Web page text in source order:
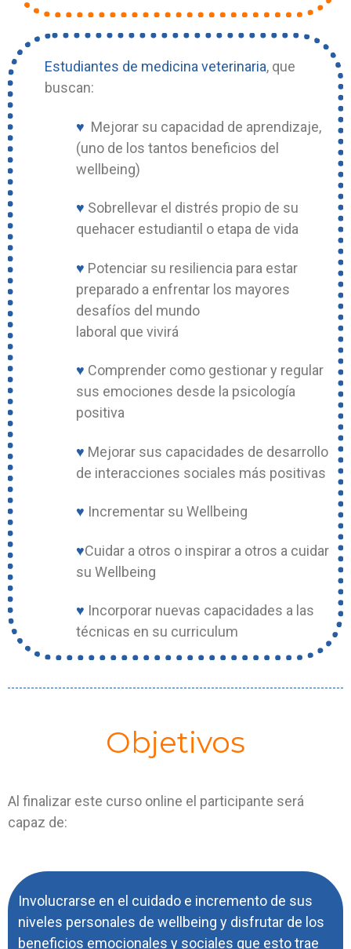
Estudiantes de medicina veterinaria, que
buscan:
♥ Mejorar su capacidad de aprendizaje,
(uno de los tantos beneficios del
wellbeing)
♥ Sobrellevar el distrés propio de su
quehacer estudiantil o etapa de vida
♥ Potenciar su resiliencia para estar
preparado a enfrentar los mayores
desafíos del mundo
laboral que vivirá
♥ Comprender como gestionar y regular
sus emociones desde la psicología
positiva
♥ Mejorar sus capacidades de desarrollo
de interacciones sociales más positivas
♥ Incrementar su Wellbeing
♥Cuidar a otros o inspirar a otros a cuidar
su Wellbeing
♥ Incorporar nuevas capacidades a las
técnicas en su curriculum
Objetivos
Al finalizar este curso online el participante será
capaz de:
Involucrarse en el cuidado e incremento de sus
niveles personales de wellbeing y disfrutar de los
beneficios emocionales y sociales que esto trae